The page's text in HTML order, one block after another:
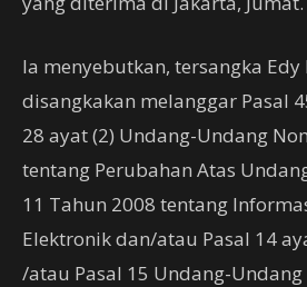
Ia menyebutkan, tersangka
disangkakan melanggar Pasal
28 ayat (2) Undang-Undang
tentang Perubahan Atas
11 Tahun 2008 tentang
Elektronik dan/atau Pasal 14
/atau Pasal 15 Undang-